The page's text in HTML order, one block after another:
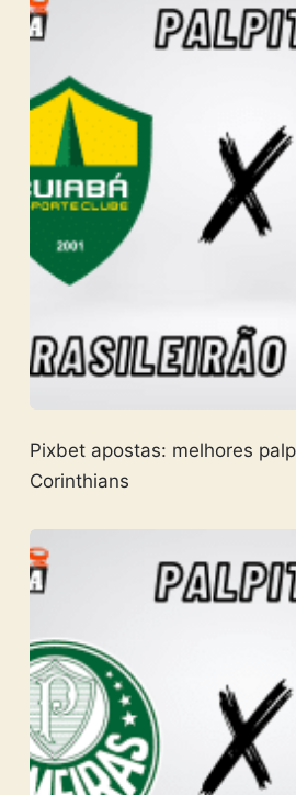
Pixbet apostas: melhores
Corinthians